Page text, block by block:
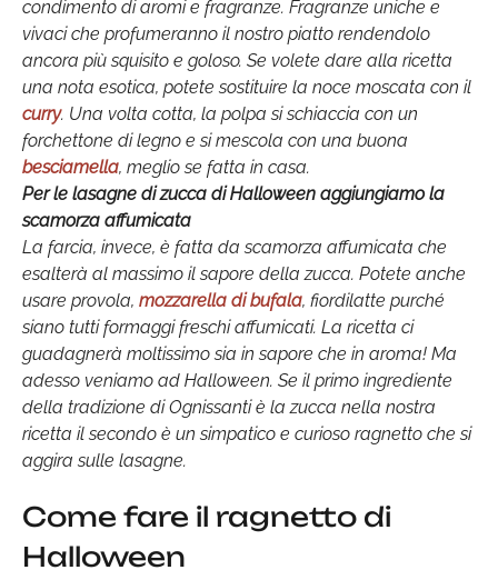
condimento di aromi e fragranze. Fragranze uniche e
vivaci che profumeranno il nostro piatto rendendolo
ancora più squisito e goloso. Se volete dare alla ricetta
una nota esotica, potete sostituire la noce moscata con il
curry. Una volta cotta, la polpa si schiaccia con un
forchettone di legno e si mescola con una buona
besciamella, meglio se fatta in casa.
Per le lasagne di zucca di Halloween aggiungiamo la
scamorza affumicata
La farcia, invece, è fatta da scamorza affumicata che
esalterà al massimo il sapore della zucca. Potete anche
usare provola, mozzarella di bufala, fiordilatte purché
siano tutti formaggi freschi affumicati. La ricetta ci
guadagnerà moltissimo sia in sapore che in aroma! Ma
adesso veniamo ad Halloween. Se il primo ingrediente
della tradizione di Ognissanti è la zucca nella nostra
ricetta il secondo è un simpatico e curioso ragnetto che si
aggira sulle lasagne.
Come fare il ragnetto di
Halloween